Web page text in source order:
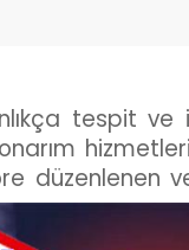
tespit ve
düzenlenen